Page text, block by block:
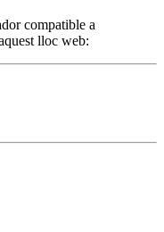
compatible a
lloc web: